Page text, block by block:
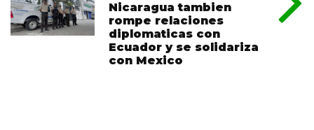
Nicaragua tambien
rompe relaciones
diplomaticas con
Ecuador y se solidariza
con Mexico